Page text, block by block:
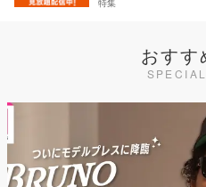
特集
おすす